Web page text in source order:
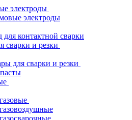
электроды
электроды
для контактной сварки
сварки и резки
для сварки и резки